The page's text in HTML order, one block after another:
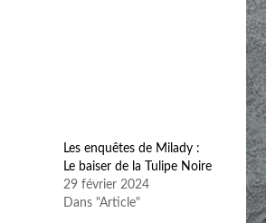
Les enquêtes de Milady :
Le baiser de la Tulipe Noire
29 février 2024
Dans "Article"